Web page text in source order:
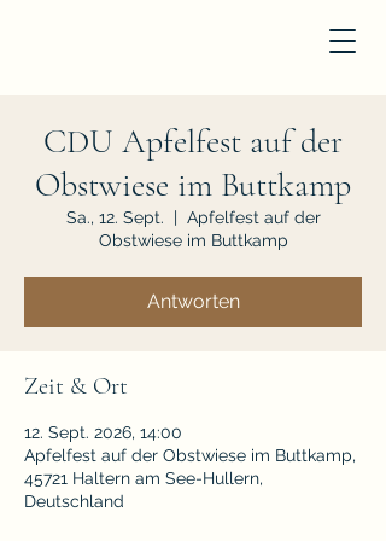
CDU Apfelfest auf der
Obstwiese im Buttkamp
Sa., 12. Sept.
  |
Apfelfest auf der
Obstwiese im Buttkamp
Antworten
Zeit & Ort
12. Sept. 2026, 14:00
Apfelfest auf der Obstwiese im Buttkamp,
45721 Haltern am See-Hullern,
Deutschland